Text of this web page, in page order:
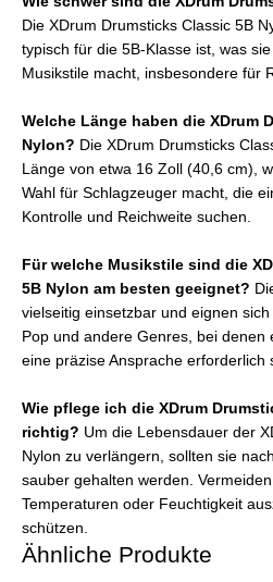
Die XDrum Drumsticks Classic 5B
typisch für die 5B-Klasse ist, was
Musikstile macht, insbesondere für
Welche Länge haben die XDrum
Nylon? Die XDrum Drumsticks
Länge von etwa 16 Zoll (40,6 cm),
Wahl für Schlagzeuger macht, die
Kontrolle und Reichweite suchen.
Für welche Musikstile sind die
5B Nylon am besten geeignet?
vielseitig einsetzbar und eignen
Pop und andere Genres, bei denen
eine präzise Ansprache erforderlich
Wie pflege ich die XDrum
richtig? Um die Lebensdauer der
Nylon zu verlängern, sollten sie
sauber gehalten werden.
Temperaturen oder Feuchtigkeit
schützen.
Ähnliche Produkte